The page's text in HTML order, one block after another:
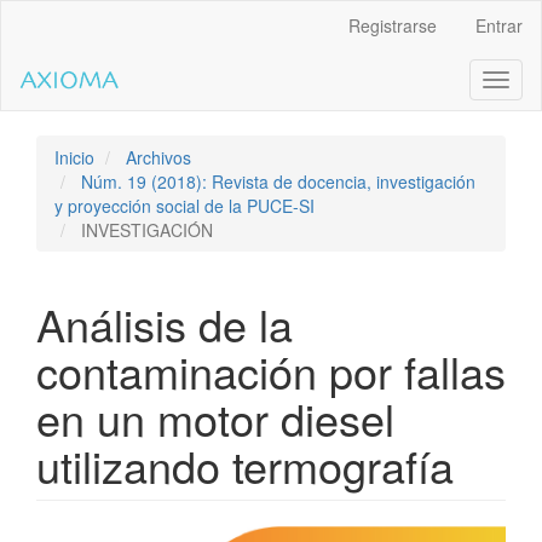
contenido
de
Navegación
principal
Contenido
Registrarse Entrar
Inicio
Archivos
Núm. 19 (2018): Revista de docencia, investigación
y proyección social de la PUCE-SI
INVESTIGACIÓN
Análisis de la
contaminación por fallas
en un motor diesel
utilizando termografía